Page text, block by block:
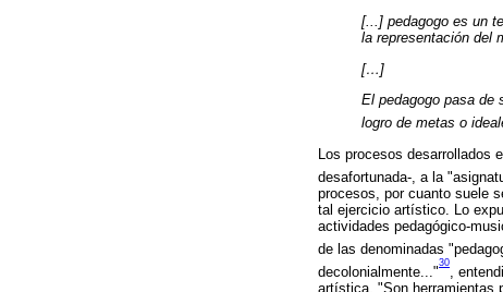
[...] pedagogo es un
la representación del
[…]
El pedagogo pasa de
logro de metas o
Los procesos
desafortunada-, a la
procesos, por cuanto suele
tal ejercicio artístico. Lo
actividades pedagógico-
de las denominadas
decolonialmente..."
30
,
artística. "Son herramientas